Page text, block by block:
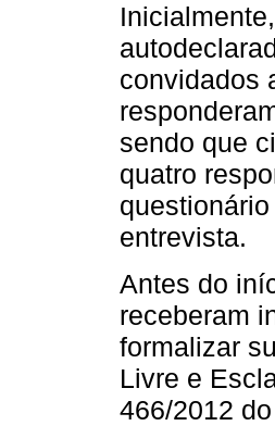
convidados
sendo que
quatro
entrevista.
Antes do
receberam
formalizar
Livre e
466/2012